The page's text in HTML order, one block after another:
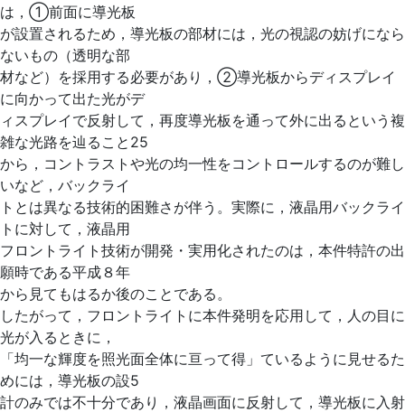
は，①前面に導光板
が設置されるため，導光板の部材には，光の視認の妨げになら
ないもの（透明な部
材など）を採用する必要があり，②導光板からディスプレイ
に向かって出た光がデ
ィスプレイで反射して，再度導光板を通って外に出るという複
雑な光路を辿ること25
から，コントラストや光の均一性をコントロールするのが難し
いなど，バックライ
トとは異なる技術的困難さが伴う。実際に，液晶用バックライ
トに対して，液晶用
フロントライト技術が開発・実用化されたのは，本件特許の出
願時である平成８年
から見てもはるか後のことである。
したがって，フロントライトに本件発明を応用して，人の目に
光が入るときに，
「均一な輝度を照光面全体に亘って得」ているように見せるた
めには，導光板の設5
計のみでは不十分であり，液晶画面に反射して，導光板に入射